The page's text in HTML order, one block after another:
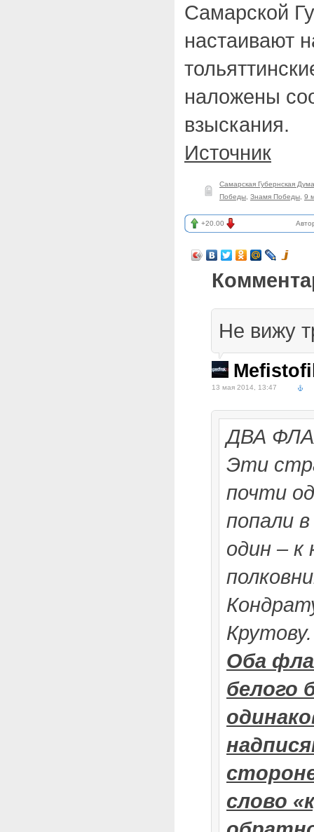
Самарской
настаивают
наложены
взыскания.
Источник
Самарская Губернская Дума
Победы Знамя Победы 9
+20.00
Не вижу
13 мая 2014, 13:47
ДВА
Эти
почти
попали
один – к
Крутову.
Оба
белого
слово